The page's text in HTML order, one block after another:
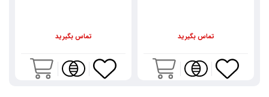
تماس بگیرید تماس بگیرید